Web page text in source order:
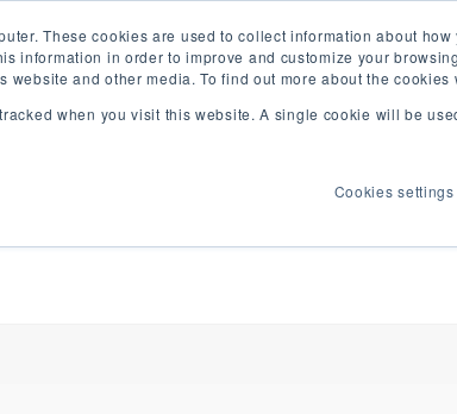
These cookies are used to collect information about
information in order to improve and customize your
website and other media. To find out more about the
when you visit this website. A single cookie will be
Cookies settings
よくあるご質問 事例 ウェビナー お役立ち情